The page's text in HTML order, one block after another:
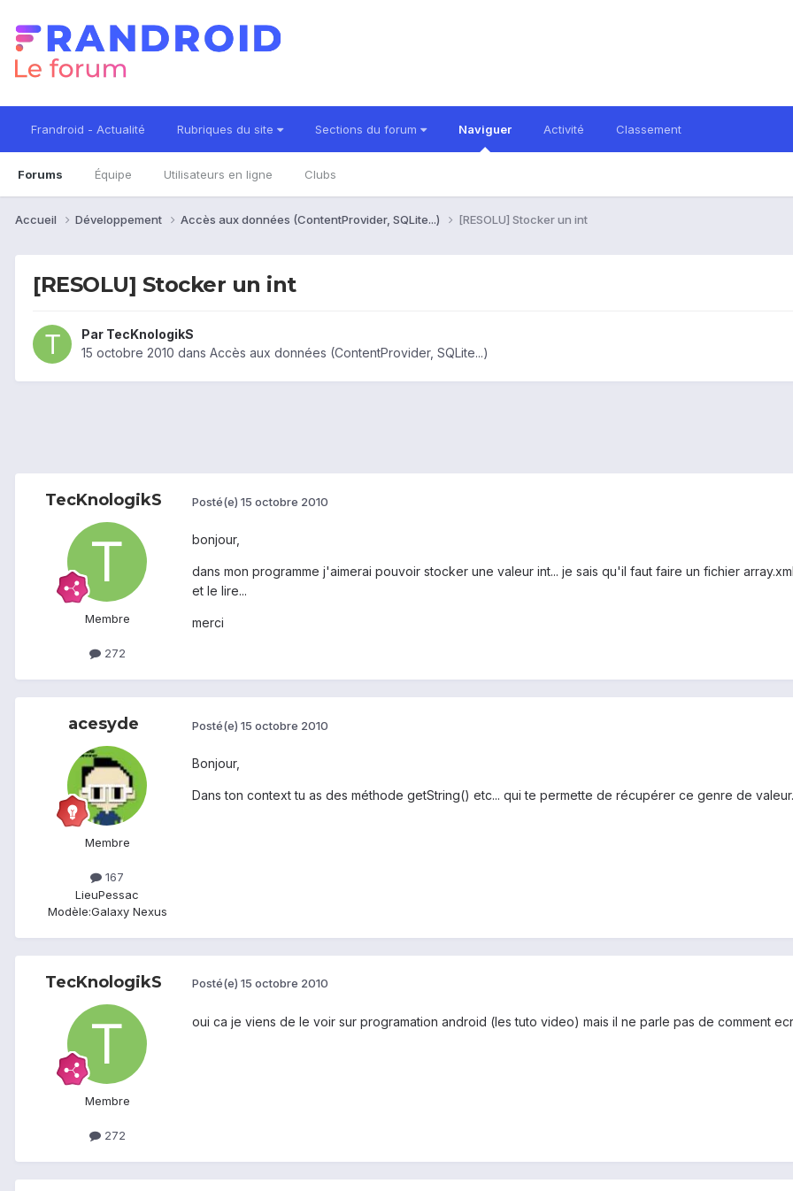
Frandroid - Actualité Rubriques du site Sections du forum Naviguer
Forums Équipe Utilisateurs en ligne Clubs
Activité Classement
Accueil Développement Accès aux données (ContentProvider, SQLite...) [RESOLU] Stocker un int
[RESOLU] Stocker un int
Par TecKnologikS
15 octobre 2010 dans Accès aux données (ContentProvider, SQLite...)
TecKnologikS
Membre
272
Posté(e) 15 octobre 2010
bonjour,
dans mon programme j'aimerai pouvoir stocker une valeur int... je sais qu'il faut faire un fichier
et le lire...
merci
acesyde
Membre
167
LieuPessac
Modèle:Galaxy Nexus
Posté(e) 15 octobre 2010
Bonjour,
Dans ton context tu as des méthode getString() etc... qui te permette de récupérer ce genre de valeur.
TecKnologikS
Membre
272
Posté(e) 15 octobre 2010
oui ca je viens de le voir sur programation android (les tuto video) mais il ne parle pas de comment